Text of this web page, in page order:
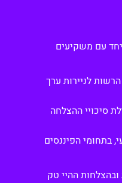
עם משקיעים
לניירות ערך
סיכויי ההצלחה
בתחומי הפיננסים
ההיי טק